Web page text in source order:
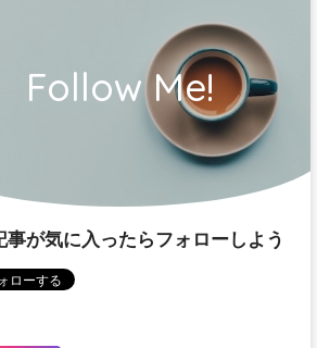
Follow Me!
事が気に入ったらフォローしよう